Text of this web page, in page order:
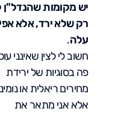
יש מקומות שהנדל"ן
רק שלא ירד, אלא
עלה.
חשוב לי לצין שאינני
פה בסוגיות של ירידת
מחירים ריאלית או
אלא אני מתאר את